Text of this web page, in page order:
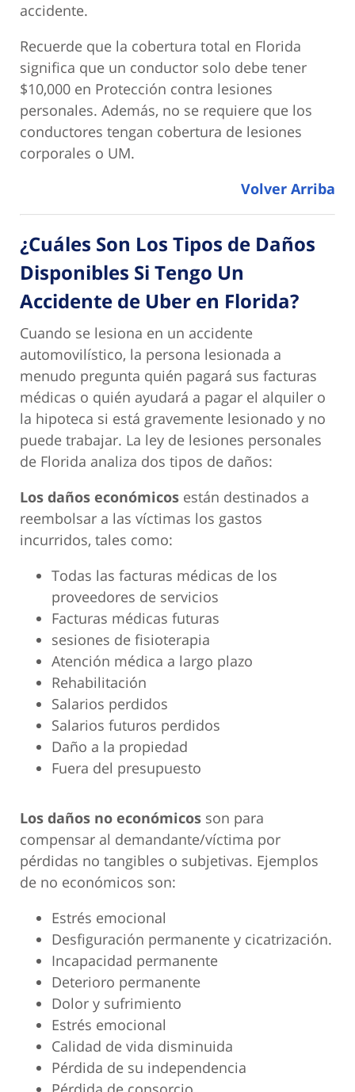
accidente.
Recuerde que la cobertura total en Florida
significa que un conductor solo debe tener
$10,000 en Protección contra lesiones
personales. Además, no se requiere que los
conductores tengan cobertura de lesiones
corporales o UM.
Volver Arriba
¿Cuáles Son Los Tipos de Daños
Disponibles Si Tengo Un
Accidente de Uber en Florida?
Cuando se lesiona en un accidente
automovilístico, la persona lesionada a
menudo pregunta quién pagará sus facturas
médicas o quién ayudará a pagar el alquiler o
la hipoteca si está gravemente lesionado y no
puede trabajar. La ley de lesiones personales
de Florida analiza dos tipos de daños:
Los daños económicos están destinados a
reembolsar a las víctimas los gastos
incurridos, tales como:
Todas las facturas médicas de los
proveedores de servicios
Facturas médicas futuras
sesiones de fisioterapia
Atención médica a largo plazo
Rehabilitación
Salarios perdidos
Salarios futuros perdidos
Daño a la propiedad
Fuera del presupuesto
Los daños no económicos son para
compensar al demandante/víctima por
pérdidas no tangibles o subjetivas. Ejemplos
de no económicos son:
Estrés emocional
Desfiguración permanente y cicatrización.
Incapacidad permanente
Deterioro permanente
Dolor y sufrimiento
Estrés emocional
Calidad de vida disminuida
Pérdida de su independencia